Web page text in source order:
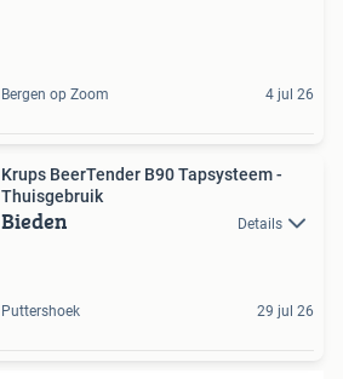
Bergen op Zoom 4 jul 26
Krups BeerTender B90 Tapsysteem -
Thuisgebruik
Bieden Details
Puttershoek 29 jul 26